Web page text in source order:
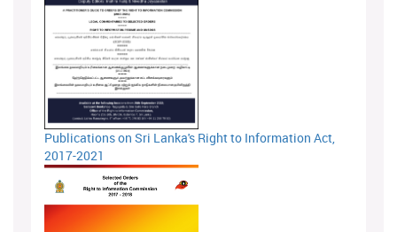
Publications on Sri Lanka's Right to Information Act,
2017-2021